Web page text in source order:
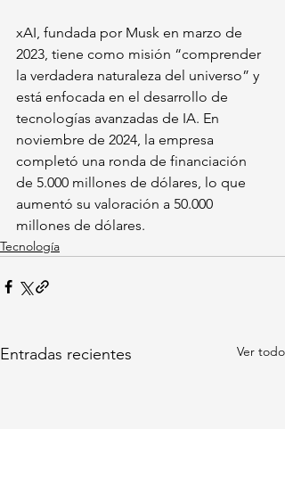
xAI, fundada por Musk en marzo de
2023, tiene como misión “comprender
la verdadera naturaleza del universo” y
está enfocada en el desarrollo de
tecnologías avanzadas de IA. En
noviembre de 2024, la empresa
completó una ronda de financiación
de 5.000 millones de dólares, lo que
aumentó su valoración a 50.000
millones de dólares.
Tecnología
Entradas recientes Ver todo